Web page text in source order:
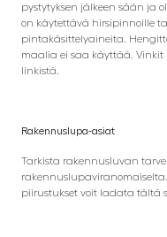
pystytyksen jälkeen sään ja
on käytettävä hirsipinnoille
pintakäsittelyaineita.
maalia ei saa käyttää.
linkistä.
Rakennuslupa-asiat
Tarkista rakennusluvan
piirustukset voit ladata tältä